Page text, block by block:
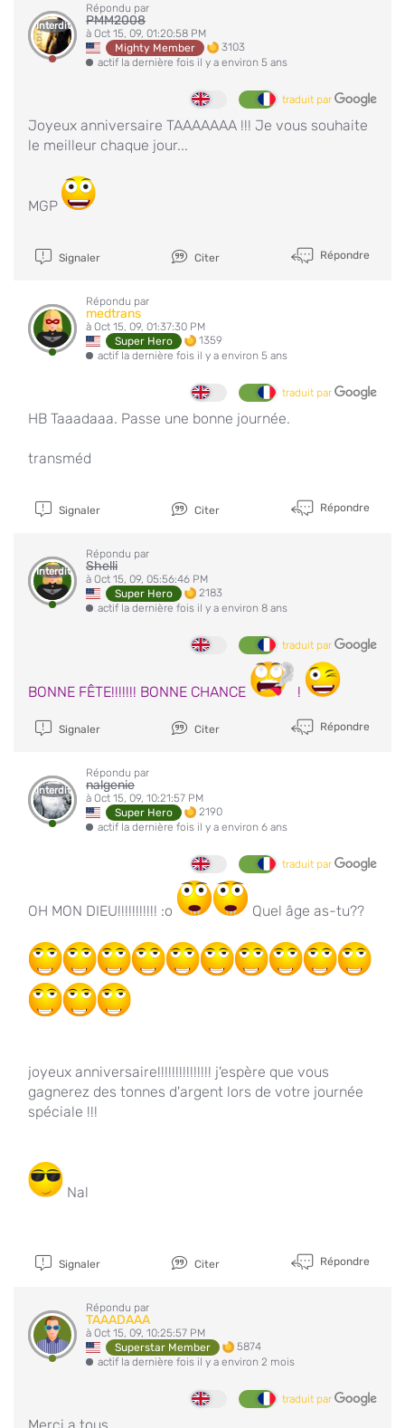
Interdit
Répondu par
PMM2008
à Oct 15, 09, 01:20:58 PM
Mighty Member
3103
actif la dernière fois il y a environ 5 ans
traduit par
Joyeux anniversaire TAAAAAAA !!! Je vous souhaite
le meilleur chaque jour...
MGP
Signaler Citer Répondre
Répondu par
medtrans
à Oct 15, 09, 01:37:30 PM
Super Hero
1359
actif la dernière fois il y a environ 5 ans
traduit par
HB Taaadaaa. Passe une bonne journée.
transméd
Signaler Citer Répondre
Interdit
Répondu par
Shelli
à Oct 15, 09, 05:56:46 PM
Super Hero
2183
actif la dernière fois il y a environ 8 ans
traduit par
BONNE FÊTE!!!!!!! BONNE CHANCE !
Signaler Citer Répondre
Interdit
Répondu par
nalgenie
à Oct 15, 09, 10:21:57 PM
Super Hero
2190
actif la dernière fois il y a environ 6 ans
traduit par
OH MON DIEU!!!!!!!!!!! :o Quel âge as-tu??
joyeux anniversaire!!!!!!!!!!!!!!! j'espère que vous
gagnerez des tonnes d'argent lors de votre journée
spéciale !!!
Nal
Signaler Citer Répondre
Répondu par
TAAADAAA
à Oct 15, 09, 10:25:57 PM
Superstar Member
5874
actif la dernière fois il y a environ 2 mois
traduit par